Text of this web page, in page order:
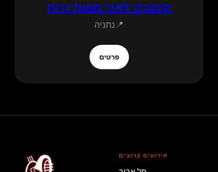
קונצרט לאור מאות נרות
📍נתניה
פרטים
אירועים קרובים